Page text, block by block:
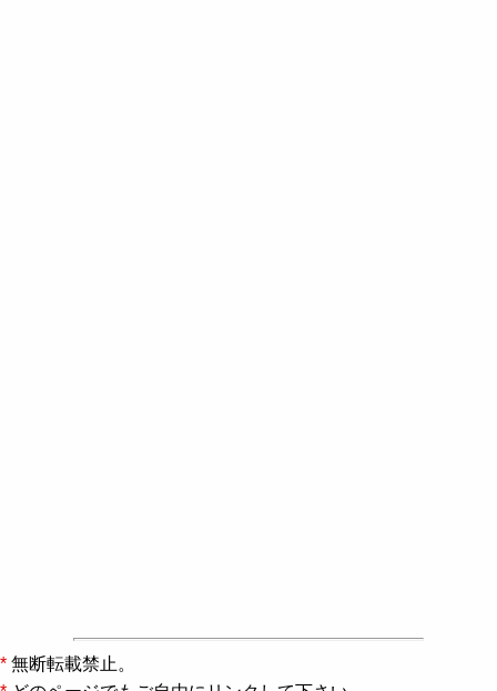
* 無断転載禁止。